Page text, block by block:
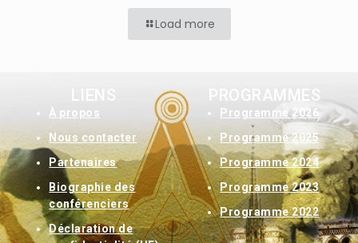
Load more
LIENS
À propos
Nous contacter
Partenaires
Biographie des
conférenciers
Déclaration de
PROGRAMMES
Programme 2026
Programme 2025
Programme 2024
Programme 2023
Programme 2022